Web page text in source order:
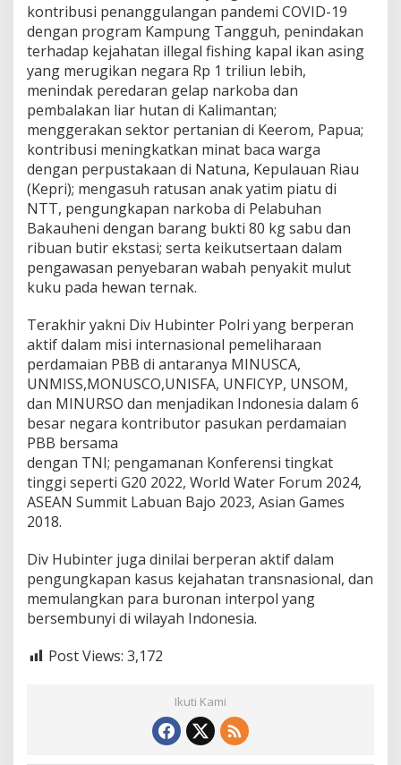
kontribusi penanggulangan pandemi COVID-19
dengan program Kampung Tangguh, penindakan
terhadap kejahatan illegal fishing kapal ikan asing
yang merugikan negara Rp 1 triliun lebih,
menindak peredaran gelap narkoba dan
pembalakan liar hutan di Kalimantan;
menggerakan sektor pertanian di Keerom, Papua;
kontribusi meningkatkan minat baca warga
dengan perpustakaan di Natuna, Kepulauan Riau
(Kepri); mengasuh ratusan anak yatim piatu di
NTT, pengungkapan narkoba di Pelabuhan
Bakauheni dengan barang bukti 80 kg sabu dan
ribuan butir ekstasi; serta keikutsertaan dalam
pengawasan penyebaran wabah penyakit mulut
kuku pada hewan ternak.
Terakhir yakni Div Hubinter Polri yang berperan
aktif dalam misi internasional pemeliharaan
perdamaian PBB di antaranya MINUSCA,
UNMISS,MONUSCO,UNISFA, UNFICYP, UNSOM,
dan MINURSO dan menjadikan Indonesia dalam 6
besar negara kontributor pasukan perdamaian
PBB bersama
dengan TNI; pengamanan Konferensi tingkat
tinggi seperti G20 2022, World Water Forum 2024,
ASEAN Summit Labuan Bajo 2023, Asian Games
2018.
Div Hubinter juga dinilai berperan aktif dalam
pengungkapan kasus kejahatan transnasional, dan
memulangkan para buronan interpol yang
bersembunyi di wilayah Indonesia.
Post Views: 3,172
Ikuti Kami